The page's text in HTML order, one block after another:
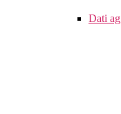
Dati